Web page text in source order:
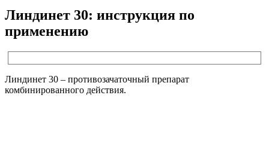
Линдинет 30: инструкция по
применению
Линдинет 30 – противозачаточный препарат
комбинированного действия.